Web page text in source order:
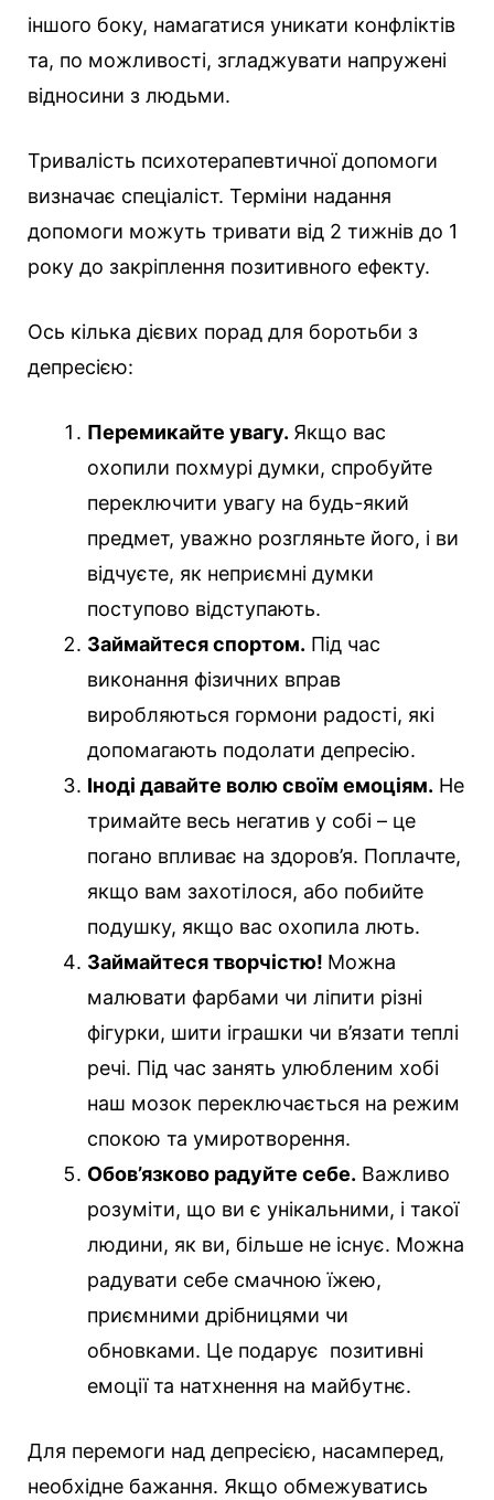
іншого боку, намагатися уникати конфліктів
та, по можливості, згладжувати напружені
відносини з людьми.
Тривалість психотерапевтичної допомоги
визначає спеціаліст. Терміни надання
допомоги можуть тривати від 2 тижнів до 1
року до закріплення позитивного ефекту.
Ось кілька дієвих порад для боротьби з
депресією:
Перемикайте увагу. Якщо вас
охопили похмурі думки, спробуйте
переключити увагу на будь-який
предмет, уважно розгляньте його, і ви
відчуєте, як неприємні думки
поступово відступають.
Займайтеся спортом. Під час
виконання фізичних вправ
виробляються гормони радості, які
допомагають подолати депресію.
Іноді давайте волю своїм емоціям. Не
тримайте весь негатив у собі – це
погано впливає на здоров’я. Поплачте,
якщо вам захотілося, або побийте
подушку, якщо вас охопила лють.
Займайтеся творчістю! Можна
малювати фарбами чи ліпити різні
фігурки, шити іграшки чи в’язати теплі
речі. Під час занять улюбленим хобі
наш мозок переключається на режим
спокою та умиротворення.
Обов’язково радуйте себе. Важливо
розуміти, що ви є унікальними, і такої
людини, як ви, більше не існує. Можна
радувати себе смачною їжею,
приємними дрібницями чи
обновками. Це подарує позитивні
емоції та натхнення на майбутнє.
Для перемоги над депресією, насамперед,
необхідне бажання. Якщо обмежуватись